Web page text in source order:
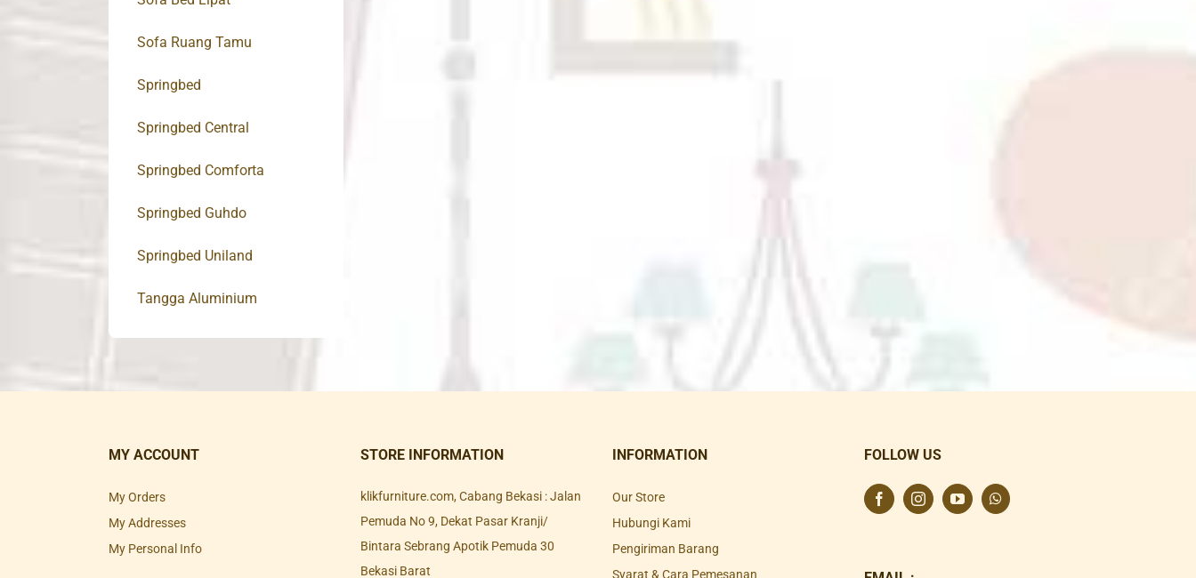
Sofa Ruang Tamu
Springbed
Springbed Central
Springbed Comforta
Springbed Guhdo
Springbed Uniland
Tangga Aluminium
MY ACCOUNT
My Orders
My Addresses
My Personal Info
STORE INFORMATION
klikfurniture.com, Cabang Bekasi : Jalan
Pemuda No 9, Dekat Pasar Kranji/
Bintara Sebrang Apotik Pemuda 30
Bekasi Barat
INFORMATION
Our Store
Hubungi Kami
Pengiriman Barang
Syarat & Cara Pemesanan
FOLLOW US